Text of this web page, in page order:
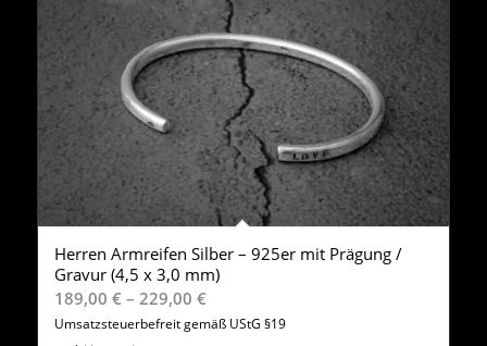
Herren Armreifen Silber – 925er mit Prägung /
Gravur (4,5 x 3,0 mm)
189,00 € – 229,00 €Preisspanne:
189,00 €
Umsatzsteuerbefreit gemäß UStG §19